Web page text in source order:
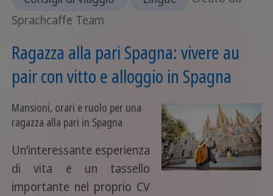
Sprachcaffe Team
Ragazza alla pari Spagna: vivere au
pair con vitto e alloggio in Spagna
Mansioni, orari e ruolo per una
ragazza alla pari in Spagna
Un’interessante esperienza
di vita e un tassello
importante nel proprio CV